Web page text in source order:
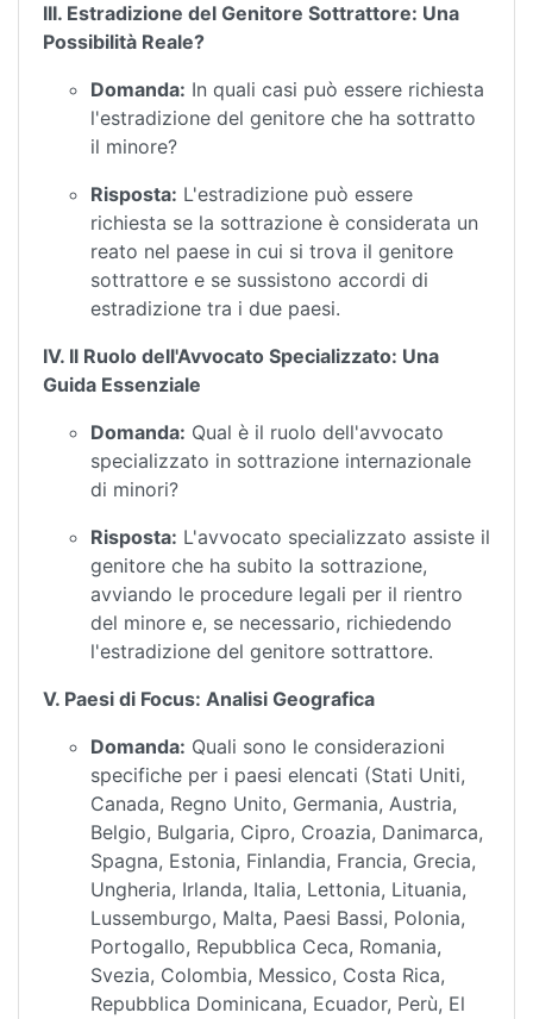
III. Estradizione del Genitore Sottrattore: Una
Possibilità Reale?
Domanda: In quali casi può essere richiesta
l'estradizione del genitore che ha sottratto
il minore?
Risposta: L'estradizione può essere
richiesta se la sottrazione è considerata un
reato nel paese in cui si trova il genitore
sottrattore e se sussistono accordi di
estradizione tra i due paesi.
IV. Il Ruolo dell'Avvocato Specializzato: Una
Guida Essenziale
Domanda: Qual è il ruolo dell'avvocato
specializzato in sottrazione internazionale
di minori?
Risposta: L'avvocato specializzato assiste il
genitore che ha subito la sottrazione,
avviando le procedure legali per il rientro
del minore e, se necessario, richiedendo
l'estradizione del genitore sottrattore.
V. Paesi di Focus: Analisi Geografica
Domanda: Quali sono le considerazioni
specifiche per i paesi elencati (Stati Uniti,
Canada, Regno Unito, Germania, Austria,
Belgio, Bulgaria, Cipro, Croazia, Danimarca,
Spagna, Estonia, Finlandia, Francia, Grecia,
Ungheria, Irlanda, Italia, Lettonia, Lituania,
Lussemburgo, Malta, Paesi Bassi, Polonia,
Portogallo, Repubblica Ceca, Romania,
Svezia, Colombia, Messico, Costa Rica,
Repubblica Dominicana, Ecuador, Perù, El